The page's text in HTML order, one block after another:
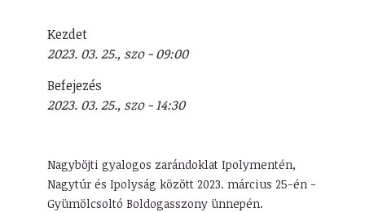
Kezdet
2023. 03. 25., szo - 09:00
Befejezés
2023. 03. 25., szo - 14:30
Nagyböjti gyalogos zarándoklat Ipolymentén,
Nagytúr és Ipolyság között 2023. március 25-én -
Gyümölcsoltó Boldogasszony ünnepén.